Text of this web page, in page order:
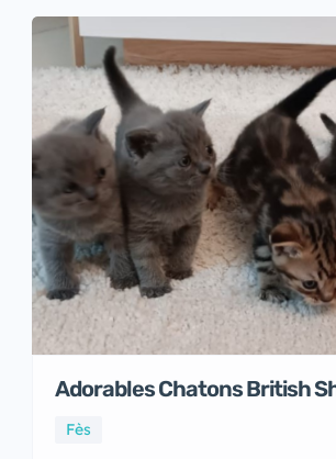
Adorables Chatons British
Fès